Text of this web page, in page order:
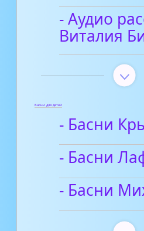
- Аудио
Виталия
Басни для детей
- Басни
- Басни
- Басни